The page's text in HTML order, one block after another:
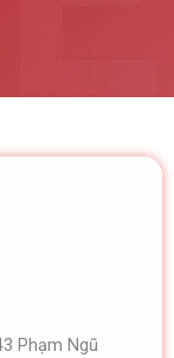
Phạm Ngũ